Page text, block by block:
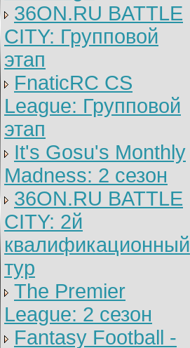
36ON.RU BATTLE
CITY: Групповой
этап
FnaticRC CS
League: Групповой
этап
It's Gosu's Monthly
Madness: 2 сезон
36ON.RU BATTLE
CITY: 2й
квалификационный
тур
The Premier
League: 2 cезон
Fantasy Football -